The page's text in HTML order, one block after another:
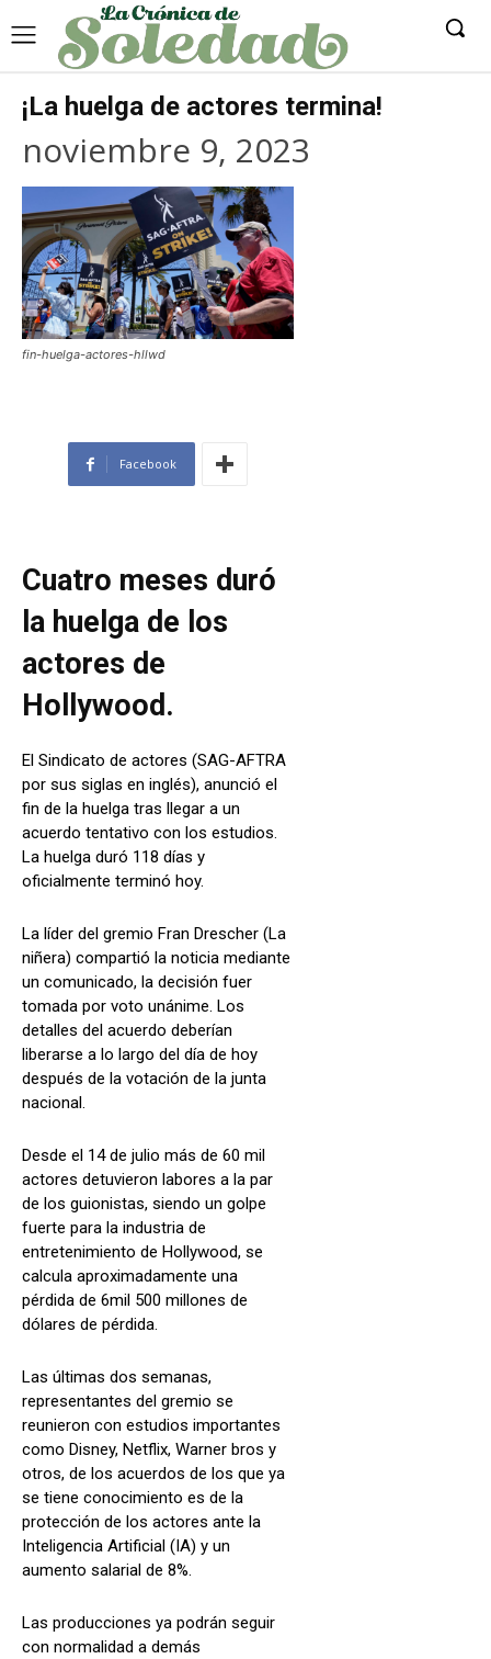
¡La huelga de actores termina!
noviembre 9, 2023
fin-huelga-actores-hllwd
Facebook
Cuatro meses duró
la huelga de los
actores de
Hollywood.
El Sindicato de actores (SAG-AFTRA
por sus siglas en inglés), anunció el
fin de la huelga tras llegar a un
acuerdo tentativo con los estudios.
La huelga duró 118 días y
oficialmente terminó hoy.
La líder del gremio Fran Drescher (La
niñera) compartió la noticia mediante
un comunicado, la decisión fuer
tomada por voto unánime. Los
detalles del acuerdo deberían
liberarse a lo largo del día de hoy
después de la votación de la junta
nacional.
Desde el 14 de julio más de 60 mil
actores detuvieron labores a la par
de los guionistas, siendo un golpe
fuerte para la industria de
entretenimiento de Hollywood, se
calcula aproximadamente una
pérdida de 6mil 500 millones de
dólares de pérdida.
Las últimas dos semanas,
representantes del gremio se
reunieron con estudios importantes
como Disney, Netflix, Warner bros y
otros, de los acuerdos de los que ya
se tiene conocimiento es de la
protección de los actores ante la
Inteligencia Artificial (IA) y un
aumento salarial de 8%.
Las producciones ya podrán seguir
con normalidad a demás